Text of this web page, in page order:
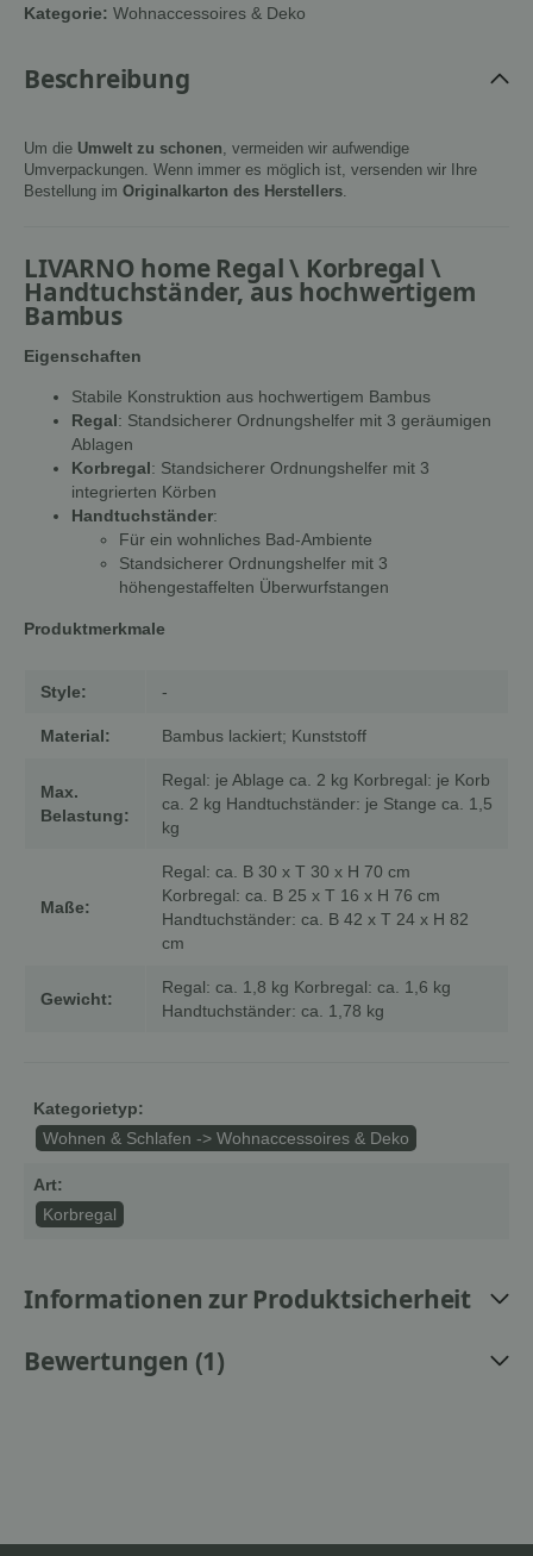
Kategorie: Wohnaccessoires & Deko
Beschreibung
Um die Umwelt zu schonen, vermeiden wir aufwendige
Umverpackungen. Wenn immer es möglich ist, versenden wir Ihre
Bestellung im Originalkarton des Herstellers.
LIVARNO home Regal \ Korbregal \
Handtuchständer, aus hochwertigem
Bambus
Eigenschaften
Stabile Konstruktion aus hochwertigem Bambus
Regal: Standsicherer Ordnungshelfer mit 3 geräumigen
Ablagen
Korbregal: Standsicherer Ordnungshelfer mit 3
integrierten Körben
Handtuchständer:
Für ein wohnliches Bad-Ambiente
Standsicherer Ordnungshelfer mit 3
höhengestaffelten Überwurfstangen
Produktmerkmale
Style: -
Material: Bambus lackiert; Kunststoff
Max.
Belastung:
Regal: je Ablage ca. 2 kg Korbregal: je Korb
ca. 2 kg Handtuchständer: je Stange ca. 1,5
kg
Maße:
Regal: ca. B 30 x T 30 x H 70 cm
Korbregal: ca. B 25 x T 16 x H 76 cm
Handtuchständer: ca. B 42 x T 24 x H 82
cm
Gewicht:
Regal: ca. 1,8 kg Korbregal: ca. 1,6 kg
Handtuchständer: ca. 1,78 kg
Kategorietyp:
Wohnen & Schlafen -> Wohnaccessoires & Deko
Art:
Korbregal
Informationen zur Produktsicherheit
Bewertungen (1)